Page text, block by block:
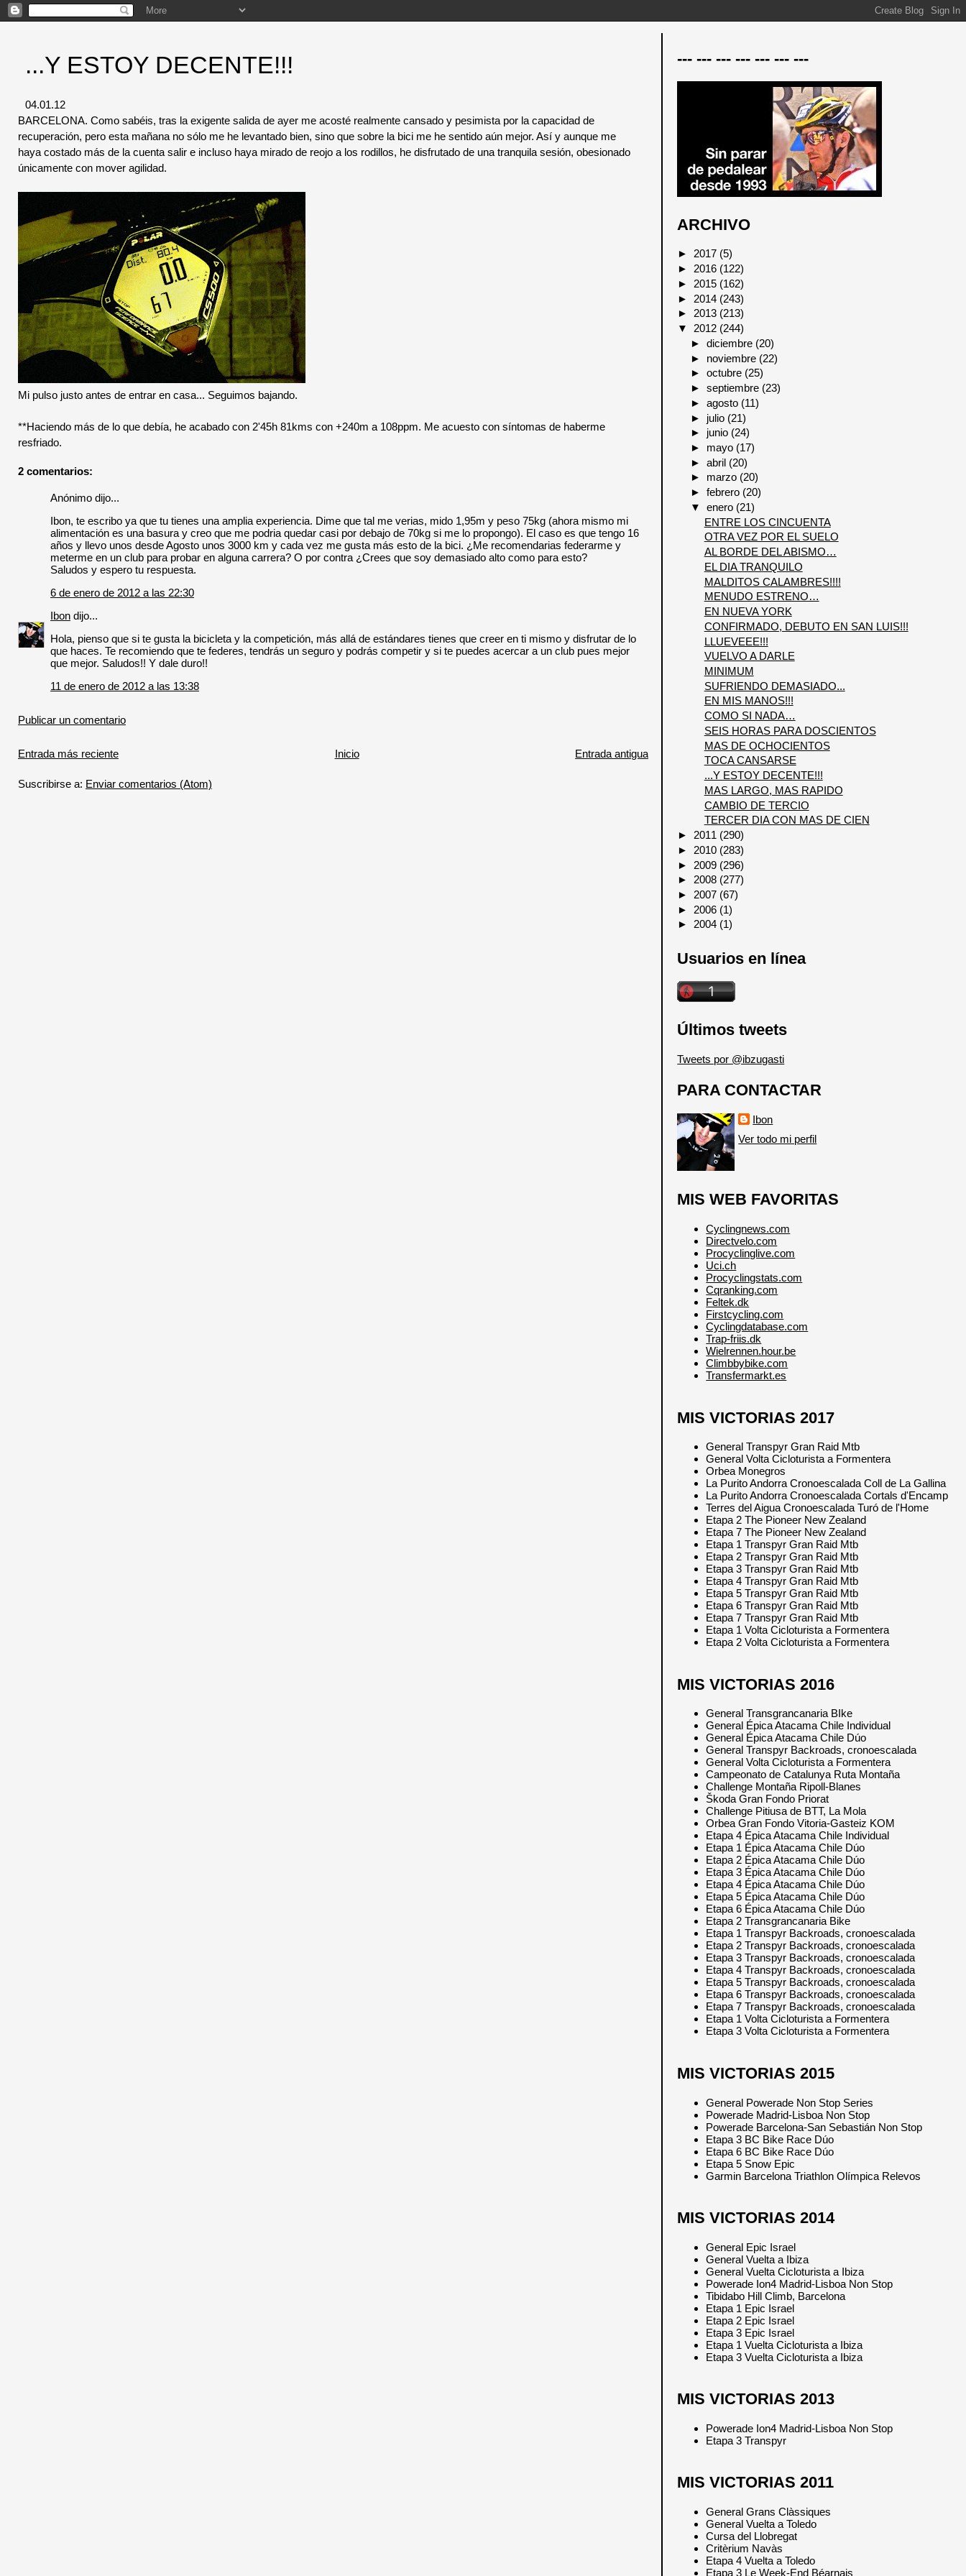
...Y ESTOY DECENTE!!!
04.01.12
BARCELONA. Como sabéis, tras la exigente salida de ayer me acosté realmente cansado y pesimista por la capacidad de
recuperación, pero esta mañana no sólo me he levantado bien, sino que sobre la bici me he sentido aún mejor. Así y aunque me
haya costado más de la cuenta salir e incluso haya mirado de reojo a los rodillos, he disfrutado de una tranquila sesión, obesionado
únicamente con mover agilidad.
Mi pulso justo antes de entrar en casa... Seguimos bajando.
**Haciendo más de lo que debía, he acabado con 2'45h 81kms con +240m a 108ppm. Me acuesto con síntomas de haberme
resfriado.
2 comentarios:
Anónimo dijo...
Ibon, te escribo ya que tu tienes una amplia experiencia. Dime que tal me verias, mido 1,95m y peso 75kg (ahora mismo mi
alimentación es una basura y creo que me podria quedar casi por debajo de 70kg si me lo propongo). El caso es que tengo 16
años y llevo unos desde Agosto unos 3000 km y cada vez me gusta más esto de la bici. ¿Me recomendarias federarme y
meterme en un club para probar en alguna carrera? O por contra ¿Crees que soy demasiado alto como para esto?
Saludos y espero tu respuesta.
6 de enero de 2012 a las 22:30
Ibon dijo...
Hola, pienso que si te gusta la bicicleta y la competición, más allá de estándares tienes que creer en ti mismo y disfrutar de lo
que haces. Te recomiendo que te federes, tendrás un seguro y podrás competir y si te puedes acercar a un club pues mejor
que mejor. Saludos!! Y dale duro!!
11 de enero de 2012 a las 13:38
Publicar un comentario
Entrada más reciente Entrada antigua
Inicio
Suscribirse a: Enviar comentarios (Atom)
--- --- --- --- --- --- ---
ARCHIVO
►2017 (5)
► 2016 (122)
► 2015 (162)
► 2014 (243)
► 2013 (213)
▼ 2012 (244)
►diciembre (20)
► noviembre (22)
►octubre (25)
►septiembre (23)
►agosto (11)
► julio (21)
► junio (24)
► mayo (17)
►abril (20)
► marzo (20)
►febrero (20)
▼enero (21)
ENTRE LOS CINCUENTA
OTRA VEZ POR EL SUELO
AL BORDE DEL ABISMO…
EL DIA TRANQUILO
MALDITOS CALAMBRES!!!!
MENUDO ESTRENO…
EN NUEVA YORK
CONFIRMADO, DEBUTO EN SAN LUIS!!!
LLUEVEEE!!!
VUELVO A DARLE
MINIMUM
SUFRIENDO DEMASIADO...
EN MIS MANOS!!!
COMO SI NADA…
SEIS HORAS PARA DOSCIENTOS
MAS DE OCHOCIENTOS
TOCA CANSARSE
...Y ESTOY DECENTE!!!
MAS LARGO, MAS RAPIDO
CAMBIO DE TERCIO
TERCER DIA CON MAS DE CIEN
► 2011 (290)
► 2010 (283)
► 2009 (296)
► 2008 (277)
► 2007 (67)
► 2006 (1)
►2004 (1)
Usuarios en línea
Últimos tweets
Tweets por @ibzugasti
PARA CONTACTAR
Ibon
Ver todo mi perfil
MIS WEB FAVORITAS
Cyclingnews.com
Directvelo.com
Procyclinglive.com
Uci.ch
Procyclingstats.com
Cqranking.com
Feltek.dk
Firstcycling.com
Cyclingdatabase.com
Trap-friis.dk
Wielrennen.hour.be
Climbbybike.com
Transfermarkt.es
MIS VICTORIAS 2017
General Transpyr Gran Raid Mtb
General Volta Cicloturista a Formentera
Orbea Monegros
La Purito Andorra Cronoescalada Coll de La Gallina
La Purito Andorra Cronoescalada Cortals d'Encamp
Terres del Aigua Cronoescalada Turó de l'Home
Etapa 2 The Pioneer New Zealand
Etapa 7 The Pioneer New Zealand
Etapa 1 Transpyr Gran Raid Mtb
Etapa 2 Transpyr Gran Raid Mtb
Etapa 3 Transpyr Gran Raid Mtb
Etapa 4 Transpyr Gran Raid Mtb
Etapa 5 Transpyr Gran Raid Mtb
Etapa 6 Transpyr Gran Raid Mtb
Etapa 7 Transpyr Gran Raid Mtb
Etapa 1 Volta Cicloturista a Formentera
Etapa 2 Volta Cicloturista a Formentera
MIS VICTORIAS 2016
General Transgrancanaria BIke
General Épica Atacama Chile Individual
General Épica Atacama Chile Dúo
General Transpyr Backroads, cronoescalada
General Volta Cicloturista a Formentera
Campeonato de Catalunya Ruta Montaña
Challenge Montaña Ripoll-Blanes
Škoda Gran Fondo Priorat
Challenge Pitiusa de BTT, La Mola
Orbea Gran Fondo Vitoria-Gasteiz KOM
Etapa 4 Épica Atacama Chile Individual
Etapa 1 Épica Atacama Chile Dúo
Etapa 2 Épica Atacama Chile Dúo
Etapa 3 Épica Atacama Chile Dúo
Etapa 4 Épica Atacama Chile Dúo
Etapa 5 Épica Atacama Chile Dúo
Etapa 6 Épica Atacama Chile Dúo
Etapa 2 Transgrancanaria Bike
Etapa 1 Transpyr Backroads, cronoescalada
Etapa 2 Transpyr Backroads, cronoescalada
Etapa 3 Transpyr Backroads, cronoescalada
Etapa 4 Transpyr Backroads, cronoescalada
Etapa 5 Transpyr Backroads, cronoescalada
Etapa 6 Transpyr Backroads, cronoescalada
Etapa 7 Transpyr Backroads, cronoescalada
Etapa 1 Volta Cicloturista a Formentera
Etapa 3 Volta Cicloturista a Formentera
MIS VICTORIAS 2015
General Powerade Non Stop Series
Powerade Madrid-Lisboa Non Stop
Powerade Barcelona-San Sebastián Non Stop
Etapa 3 BC Bike Race Dúo
Etapa 6 BC Bike Race Dúo
Etapa 5 Snow Epic
Garmin Barcelona Triathlon Olímpica Relevos
MIS VICTORIAS 2014
General Epic Israel
General Vuelta a Ibiza
General Vuelta Cicloturista a Ibiza
Powerade Ion4 Madrid-Lisboa Non Stop
Tibidabo Hill Climb, Barcelona
Etapa 1 Epic Israel
Etapa 2 Epic Israel
Etapa 3 Epic Israel
Etapa 1 Vuelta Cicloturista a Ibiza
Etapa 3 Vuelta Cicloturista a Ibiza
MIS VICTORIAS 2013
Powerade Ion4 Madrid-Lisboa Non Stop
Etapa 3 Transpyr
MIS VICTORIAS 2011
General Grans Clàssiques
General Vuelta a Toledo
Cursa del Llobregat
Critèrium Navàs
Etapa 4 Vuelta a Toledo
Etapa 3 Le Week-End Béarnais